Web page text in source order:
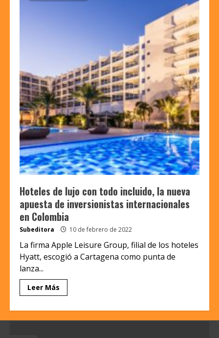
Hoteles de lujo con todo incluido, la nueva
apuesta de inversionistas internacionales
en Colombia
Subeditora 10 de febrero de 2022
La firma Apple Leisure Group, filial de los hoteles
Hyatt, escogió a Cartagena como punta de
lanza...
Leer Más